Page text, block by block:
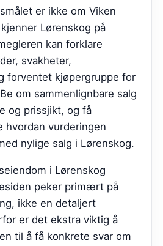
er ikke om Viken
Lørenskog på
kan forklare
svakheter,
forventet kjøpergruppe for
om sammenlignbare salg
og prissjikt, og få
hvordan vurderingen
nylige salg i Lørenskog.
i Lørenskog
peker primært på
ikke en detaljert
er det ekstra viktig å
til å få konkrete svar om